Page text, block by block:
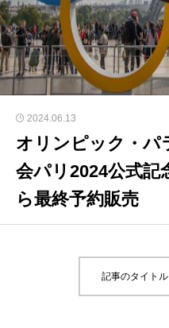
2024.06.13
オリンピック・パ
会パリ2024公式記
ら最終予約販売
記事のタイト